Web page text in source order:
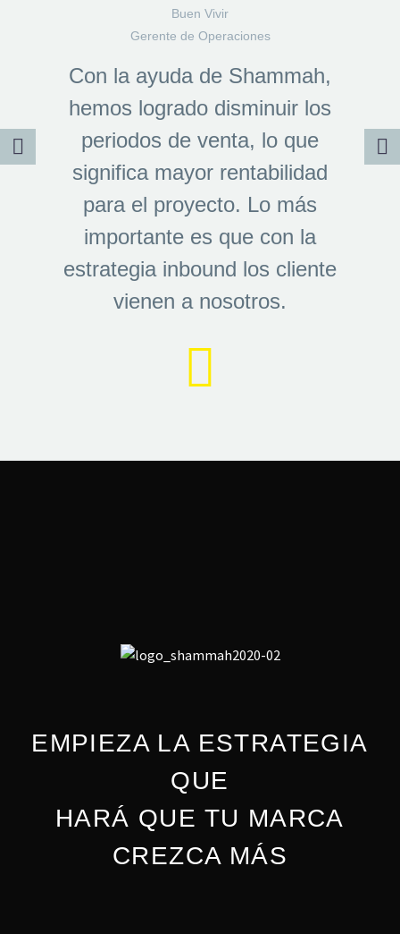
Buen Vivir
Gerente de Operaciones
Con la ayuda de Shammah,
hemos logrado disminuir los
periodos de venta, lo que
significa mayor rentabilidad
para el proyecto. Lo más
importante es que con la
estrategia inbound los cliente
vienen a nosotros.
EMPIEZA LA ESTRATEGIA
QUE
HARÁ QUE TU MARCA
CREZCA MÁS